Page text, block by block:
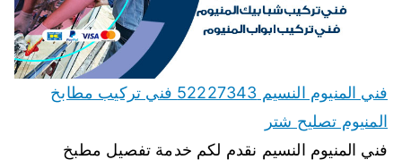
فني المنيوم النسيم 52227343 فني تركيب مطابخ
المنيوم تصليح شتر
فني المنيوم النسيم نقدم لكم خدمة تفصيل مطبخ